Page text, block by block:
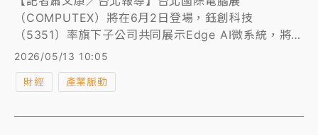
（COMPUTEX）將在6月2日登場，鈺創科技
（5351）率旗下子公司共同展示Edge AI微系統，將AI
深度整合至生活場景，包括邊緣智慧DRAM、高速傳輸
具身機器人等，積極搶攻AI時代新商機。
2026/05/13 10:05
財經 產業脈動